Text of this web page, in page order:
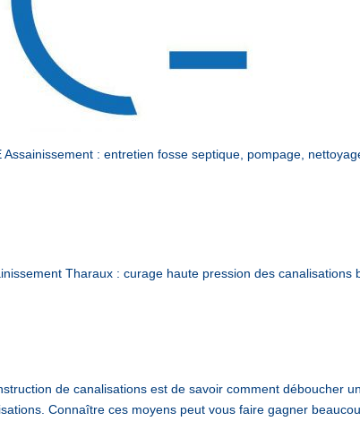
: entretien fosse septique, pompage,
Tharaux : curage haute pression des
de canalisations est de savoir comment déboucher
Connaître ces moyens peut vous faire gagner